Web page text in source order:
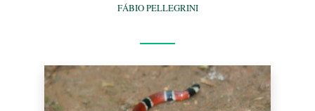
FÁBIO PELLEGRINI